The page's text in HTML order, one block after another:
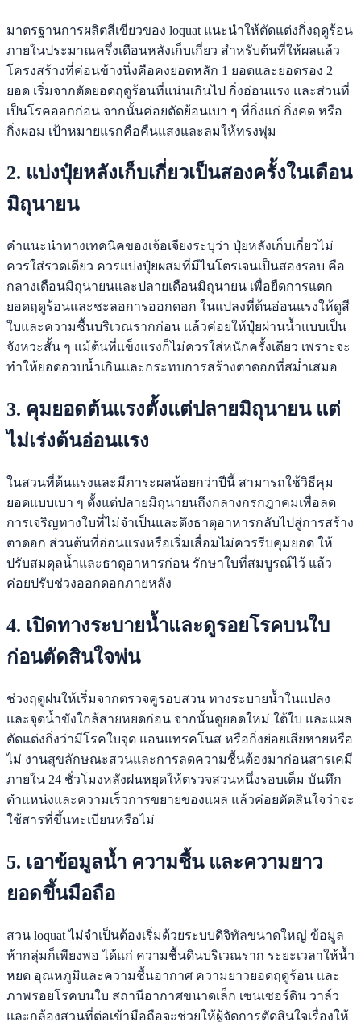
มาตรฐานการผลิตสีเขียวของ loquat แนะนำให้ตัดแต่งกิ่งฤดูร้อน
ภายในประมาณครึ่งเดือนหลังเก็บเกี่ยว สำหรับต้นที่ให้ผลแล้ว
โครงสร้างที่ค่อนข้างนิ่งคือคงยอดหลัก 1 ยอดและยอดรอง 2
ยอด เริ่มจากตัดยอดฤดูร้อนที่แน่นเกินไป กิ่งอ่อนแรง และส่วนที่
เป็นโรคออกก่อน จากนั้นค่อยตัดย้อนเบา ๆ ที่กิ่งแก่ กิ่งคด หรือ
กิ่งผอม เป้าหมายแรกคือคืนแสงและลมให้ทรงพุ่ม
2. แบ่งปุ๋ยหลังเก็บเกี่ยวเป็นสองครั้งในเดือน
มิถุนายน
คำแนะนำทางเทคนิคของเจ้อเจียงระบุว่า ปุ๋ยหลังเก็บเกี่ยวไม่
ควรใส่รวดเดียว ควรแบ่งปุ๋ยผสมที่มีไนโตรเจนเป็นสองรอบ คือ
กลางเดือนมิถุนายนและปลายเดือนมิถุนายน เพื่อยืดการแตก
ยอดฤดูร้อนและชะลอการออกดอก ในแปลงที่ต้นอ่อนแรงให้ดูสี
ใบและความชื้นบริเวณรากก่อน แล้วค่อยให้ปุ๋ยผ่านน้ำแบบเป็น
จังหวะสั้น ๆ แม้ต้นที่แข็งแรงก็ไม่ควรใส่หนักครั้งเดียว เพราะจะ
ทำให้ยอดอวบน้ำเกินและกระทบการสร้างตาดอกที่สม่ำเสมอ
3. คุมยอดต้นแรงตั้งแต่ปลายมิถุนายน แต่
ไม่เร่งต้นอ่อนแรง
ในสวนที่ต้นแรงและมีภาระผลน้อยกว่าปีนี้ สามารถใช้วิธีคุม
ยอดแบบเบา ๆ ตั้งแต่ปลายมิถุนายนถึงกลางกรกฎาคมเพื่อลด
การเจริญทางใบที่ไม่จำเป็นและดึงธาตุอาหารกลับไปสู่การสร้าง
ตาดอก ส่วนต้นที่อ่อนแรงหรือเริ่มเสื่อมไม่ควรรีบคุมยอด ให้
ปรับสมดุลน้ำและธาตุอาหารก่อน รักษาใบที่สมบูรณ์ไว้ แล้ว
ค่อยปรับช่วงออกดอกภายหลัง
4. เปิดทางระบายน้ำและดูรอยโรคบนใบ
ก่อนตัดสินใจพ่น
ช่วงฤดูฝนให้เริ่มจากตรวจคูรอบสวน ทางระบายน้ำในแปลง
และจุดน้ำขังใกล้สายหยดก่อน จากนั้นดูยอดใหม่ ใต้ใบ และแผล
ตัดแต่งกิ่งว่ามีโรคใบจุด แอนแทรคโนส หรือกิ่งย่อยเสียหายหรือ
ไม่ งานสุขลักษณะสวนและการลดความชื้นต้องมาก่อนสารเคมี
ภายใน 24 ชั่วโมงหลังฝนหยุดให้ตรวจสวนหนึ่งรอบเต็ม บันทึก
ตำแหน่งและความเร็วการขยายของแผล แล้วค่อยตัดสินใจว่าจะ
ใช้สารที่ขึ้นทะเบียนหรือไม่
5. เอาข้อมูลน้ำ ความชื้น และความยาว
ยอดขึ้นมือถือ
สวน loquat ไม่จำเป็นต้องเริ่มด้วยระบบดิจิทัลขนาดใหญ่ ข้อมูล
ห้ากลุ่มก็เพียงพอ ได้แก่ ความชื้นดินบริเวณราก ระยะเวลาให้น้ำ
หยด อุณหภูมิและความชื้นอากาศ ความยาวยอดฤดูร้อน และ
ภาพรอยโรคบนใบ สถานีอากาศขนาดเล็ก เซนเซอร์ดิน วาล์ว
และกล้องสวนที่ต่อเข้ามือถือจะช่วยให้ผู้จัดการตัดสินใจเรื่องให้